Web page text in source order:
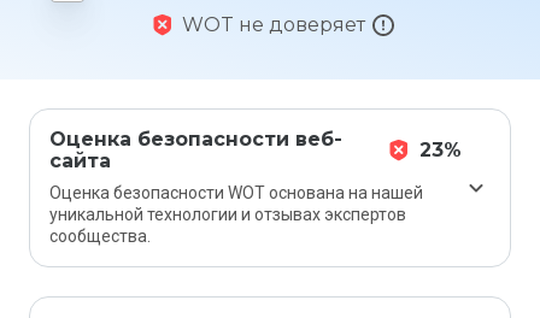
WOT не доверяет
Оценка безопасности веб-
сайта
23%
Оценка безопасности WOT основана на нашей
уникальной технологии и отзывах экспертов
сообщества.